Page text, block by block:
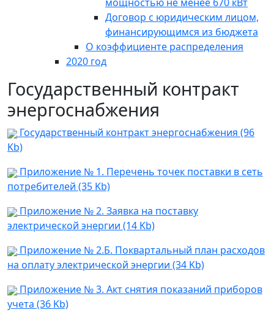
Договор с юридическим лицом,
финансирующимся из бюджета
О коэффициенте распределения
2020 год
Государственный контракт
энергоснабжения
Государственный контракт энергоснабжения (96
Kb)
Приложение № 1. Перечень точек поставки в сеть
потребителей (35 Kb)
Приложение № 2. Заявка на поставку
электрической энергии (14 Kb)
Приложение № 2.Б. Поквартальный план расходов
на оплату электрической энергии (34 Kb)
Приложение № 3. Акт снятия показаний приборов
учета (36 Kb)